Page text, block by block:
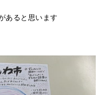
あると思います